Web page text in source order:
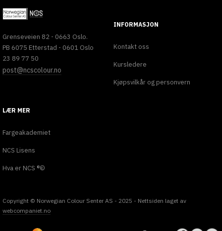
Grenseveien 82 - 0663 Oslo.
PB 6075 Etterstad - 0601 Oslo
23 89 77 50
post@ncscolour.no
INFORMASJON
Kontakt oss
Kursledere
Kjøpsvilkår og personvern
LÆR MER
Fargeakademiet
NCS Lisens
Hva er NCS ®©
Copyright © Norwegian Colour Senter AS - 2025 - Nettsiden laget av
webcompaniet.no